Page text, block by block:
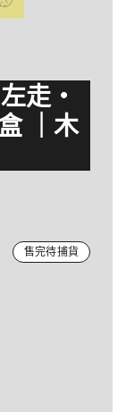
走・
｜木
售完待捕貨